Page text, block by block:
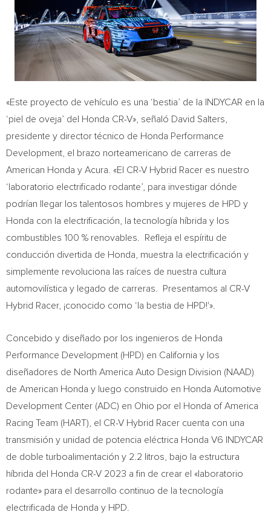
«Este proyecto de vehículo es una ‘bestia’ de la INDYCAR en la
‘piel de oveja’ del Honda CR-V», señaló David Salters
presidente y director técnico de Honda Performance
Development, el brazo norteamericano de carreras de
American Honda y Acura. «El CR-V Hybrid Racer es nuestro
‘laboratorio electrificado rodante’, para investigar dónde
podrían llegar los talentosos hombres y mujeres de HPD y
Honda con la electrificación, la tecnología híbrida y los
combustibles 100 % renovables. Refleja el espíritu de
conducción divertida de Honda, muestra la electrificación y
simplemente revoluciona las raíces de nuestra cultura
automovilística y legado de carreras. Presentamos al CR-V
Hybrid Racer, ¡conocido como ‘la bestia de HPD!'».
Concebido y diseñado por los ingenieros de Honda
Performance Development (HPD) en California y los
diseñadores de North America Auto Design Division (NAAD)
de American Honda y luego construido en Honda Automotive
Development Center (ADC) en Ohio por el Honda of America
Racing Team (HART), el CR-V Hybrid Racer cuenta con una
transmisión y unidad de potencia eléctrica Honda V6 INDYCAR
de doble turboalimentación y 2.2 litros, bajo la estructura
híbrida del Honda CR-V 2023 a fin de crear el «laboratorio
rodante» para el desarrollo continuo de la tecnología
electrificada de Honda y HPD.